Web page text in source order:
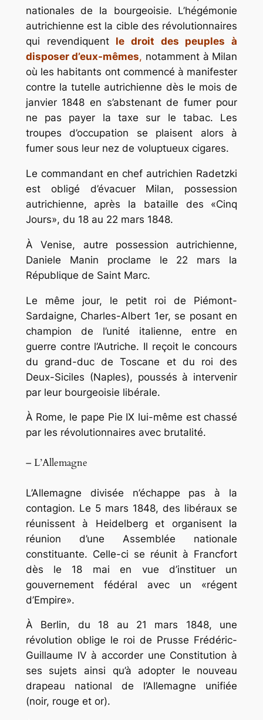
nationales de la bourgeoisie. L’hégémonie
autrichienne est la cible des révolutionnaires
qui revendiquent le droit des peuples à
disposer d’eux-mêmes, notamment à Milan
où les habitants ont commencé à manifester
contre la tutelle autrichienne dès le mois de
janvier 1848 en s’abstenant de fumer pour
ne pas payer la taxe sur le tabac. Les
troupes d’occupation se plaisent alors à
fumer sous leur nez de voluptueux cigares.
Le commandant en chef autrichien Radetzki
est obligé d’évacuer Milan, possession
autrichienne, après la bataille des «Cinq
Jours», du 18 au 22 mars 1848.
À Venise, autre possession autrichienne,
Daniele Manin proclame le 22 mars la
République de Saint Marc.
Le même jour, le petit roi de Piémont-
Sardaigne, Charles-Albert 1er, se posant en
champion de l’unité italienne, entre en
guerre contre l’Autriche. Il reçoit le concours
du grand-duc de Toscane et du roi des
Deux-Siciles (Naples), poussés à intervenir
par leur bourgeoisie libérale.
À Rome, le pape Pie IX lui-même est chassé
par les révolutionnaires avec brutalité.
– L’Allemagne
L’Allemagne divisée n’échappe pas à la
contagion. Le 5 mars 1848, des libéraux se
réunissent à Heidelberg et organisent la
réunion d’une Assemblée nationale
constituante. Celle-ci se réunit à Francfort
dès le 18 mai en vue d’instituer un
gouvernement fédéral avec un «régent
d’Empire».
À Berlin, du 18 au 21 mars 1848, une
révolution oblige le roi de Prusse Frédéric-
Guillaume IV à accorder une Constitution à
ses sujets ainsi qu’à adopter le nouveau
drapeau national de l’Allemagne unifiée
(noir, rouge et or).